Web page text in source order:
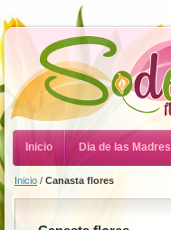
Inicio Dia de las Madres
Inicio / Canasta flores